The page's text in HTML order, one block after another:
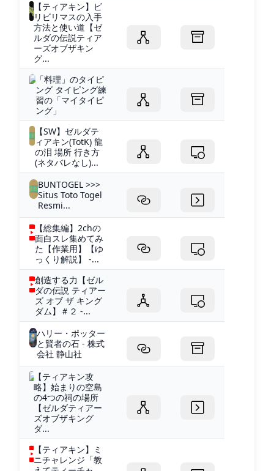
【ティアキン】ビ
リビリマスの入手
方法と使い道【ゼ
ルダの伝説ティア
ーズオブザキン
グ...
「料理」のタイピ
ング タイピング練
習の「マイタイピ
ング」
【SW】ゼルダテ
ィアキン(TotK) 龍
の泪 場所 行き方
(ネタバレなし)...
BUNTOGEL >>>
Situs Toto Togel
Resmi...
【総集編】2chの
面白スレ集めてみ
た【作業用】【ゆ
っくり解説】 -...
創造する力【ゼル
ダの伝説 ティアー
ズ オブ ザ キング
ダム】＃２ -...
ハリー・ポッター
と賢者の石 - 株式
会社 静山社
【ティアキン攻
略】始まりの空島
の4つの祠の場所
【ゼルダティアー
ズオブザキング
ダ...
【ティアキン】ミ
ニチャレンジ「教